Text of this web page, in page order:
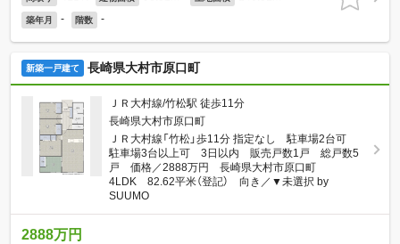
築年月 - 階数 -
新築一戸建て 長崎県大村市原口町
ＪＲ大村線/竹松駅 徒歩11分
長崎県大村市原口町
ＪＲ大村線「竹松」歩11分 指定なし 駐車場2台可
駐車場3台以上可 3日以内 販売戸数1戸 総戸数5
戸 価格／2888万円 長崎県大村市原口町
4LDK 82.62平米（登記） 向き／▼未選択 by
SUUMO
2888万円